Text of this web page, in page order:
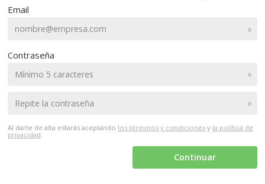
Email
•
Contraseña
•
•
Al darte de alta estarás aceptando los términos y condiciones y la política de
privacidad.
Continuar